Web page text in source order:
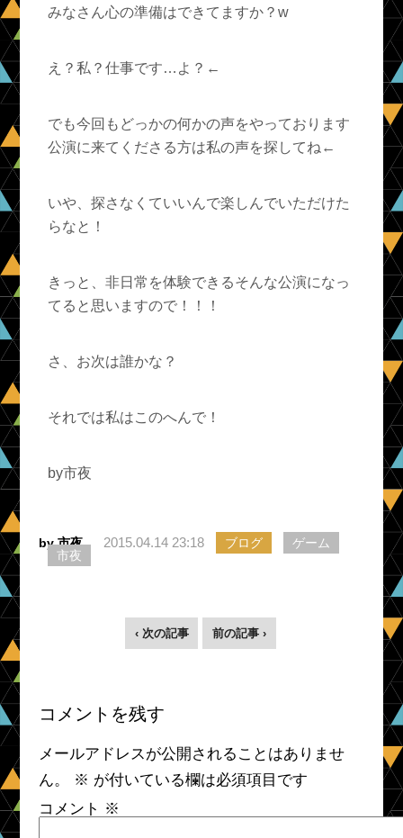
みなさん心の準備はできてますか？w
え？私？仕事です…よ？←
でも今回もどっかの何かの声をやっております
公演に来てくださる方は私の声を探してね←
いや、探さなくていいんで楽しんでいただけた
らなと！
きっと、非日常を体験できるそんな公演になっ
てると思いますので！！！
さ、お次は誰かな？
それでは私はこのへんで！
by市夜
by 市夜 2015.04.14 23:18 ブログ
ゲーム
市夜
‹ 次の記事 前の記事 ›
コメントを残す
メールアドレスが公開されることはありませ
ん。
※ が付いている欄は必須項目です
コメント ※